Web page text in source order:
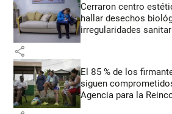
Cerraron centro
hallar desechos
irregularidades
share
El 85 % de los
siguen
Agencia para la